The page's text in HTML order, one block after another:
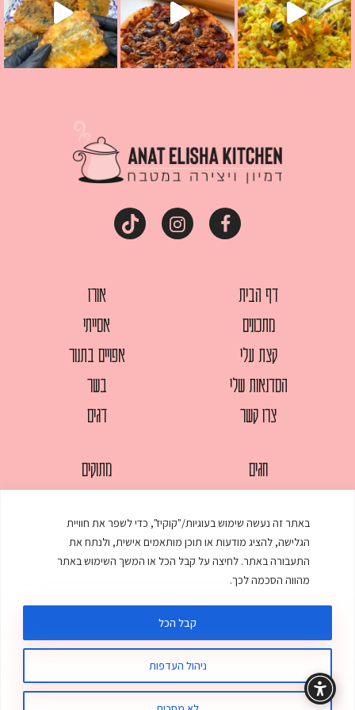
באתר זה נעשה שימוש בעוגיות/"קוקיז", כדי לשפר את חוויית
הגלישה, להציג מודעות או תוכן מותאמים אישית, ולנתח את
התעבורה באתר. לחיצה על קבל הכל או המשך השימוש באתר
מהווה הסכמה לכך.
ניהול העדפות
קבל הכל
דף הבית
מתכונים
קצת עלי
הסדנאות שלי
צרו קשר
אורז
אסייתי
אפויים בתנור
בשר
דגים
חגים
מאפים
ממולאים
מרקים
מתוקים
עוגות
עוף
© כל הזכויות שמורות לענת אלישע | עיצוב ובניית אתר
תקנון האתר מדיניות פרטיות